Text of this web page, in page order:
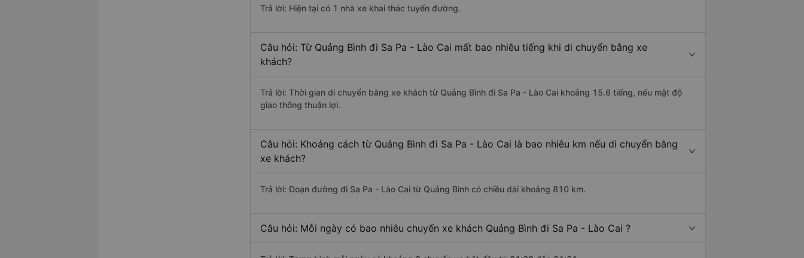
Trả lời: Hiện tại có 1 nhà xe khai thác tuyến đường.
Câu hỏi: Từ Quảng Bình đi Sa Pa - Lào Cai mất bao nhiêu tiếng khi di chuyển bằng xe
khách?
Trả lời: Thời gian di chuyển bằng xe khách từ Quảng Bình đi Sa Pa - Lào Cai khoảng 15.6 tiếng, nếu mật độ
giao thông thuận lợi.
Câu hỏi: Khoảng cách từ Quảng Bình đi Sa Pa - Lào Cai là bao nhiêu km nếu di chuyển bằng
xe khách?
Trả lời: Đoạn đường đi Sa Pa - Lào Cai từ Quảng Bình có chiều dài khoảng 810 km.
Câu hỏi: Mỗi ngày có bao nhiêu chuyến xe khách Quảng Bình đi Sa Pa - Lào Cai ?